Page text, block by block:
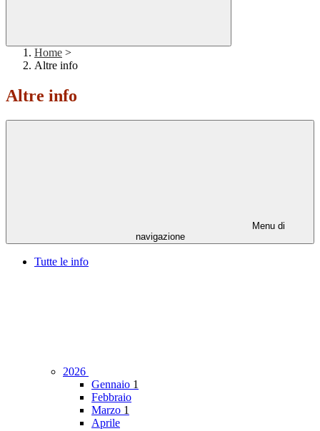
Home >
Altre info
Altre info
Menu di
navigazione
Tutte le info
2026
Gennaio 1
Febbraio
Marzo 1
Aprile